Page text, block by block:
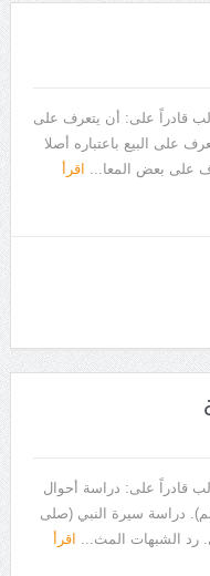
قادراً على: أن يتعرف على
على البيع باعتباره أصلا
على بعض المعا... اقرأ
قادراً على: دراسة أحوال
دراسة سيرة النبي (صلى
رد الشبهات المث... اقرأ